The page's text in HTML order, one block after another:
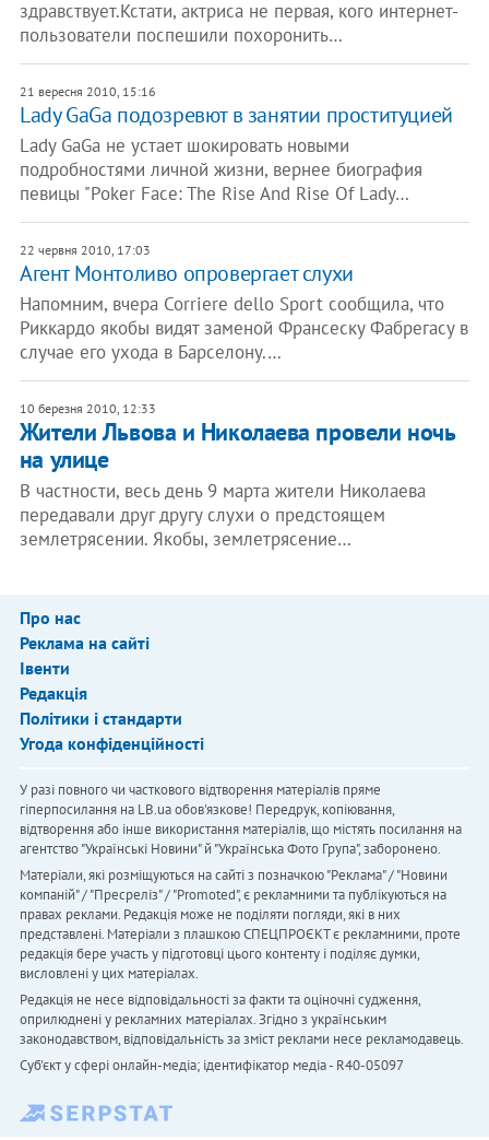
здравствует.Кстати, актриса не первая, кого интернет-
пользователи поспешили похоронить…
21 вересня 2010, 15:16
Lady GaGa подозревют в занятии проституцией
Lady GaGa не устает шокировать новыми
подробностями личной жизни, вернее биография
певицы "Poker Face: The Rise And Rise Of Lady…
22 червня 2010, 17:03
Агент Монтоливо опровергает слухи
Напомним, вчера Corriere dello Sport сообщила, что
Риккардо якобы видят заменой Франсеску Фабрегасу в
случае его ухода в Барселону.…
10 березня 2010, 12:33
Жители Львова и Николаева провели ночь
на улице
В частности, весь день 9 марта жители Николаева
передавали друг другу слухи о предстоящем
землетрясении. Якобы, землетрясение…
Про нас
Реклама на сайті
Івенти
Редакція
Політики і стандарти
Угода конфіденційності
У разі повного чи часткового відтворення матеріалів пряме
гіперпосилання на LB.ua обов'язкове! Передрук, копіювання,
відтворення або інше використання матеріалів, що містять посилання на
агентство "Українськi Новини" й "Українська Фото Група", заборонено.
Матеріали, які розміщуються на сайті з позначкою "Реклама" / "Новини
компаній" / "Пресреліз" / "Promoted", є рекламними та публікуються на
правах реклами. Редакція може не поділяти погляди, які в них
представлені. Матеріали з плашкою СПЕЦПРОЄКТ є рекламними, проте
редакція бере участь у підготовці цього контенту і поділяє думки,
висловлені у цих матеріалах.
Редакція не несе відповідальності за факти та оціночні судження,
оприлюднені у рекламних матеріалах. Згідно з українським
законодавством, відповідальність за зміст реклами несе рекламодавець.
Cуб'єкт у сфері онлайн-медіа; ідентифікатор медіа - R40-05097